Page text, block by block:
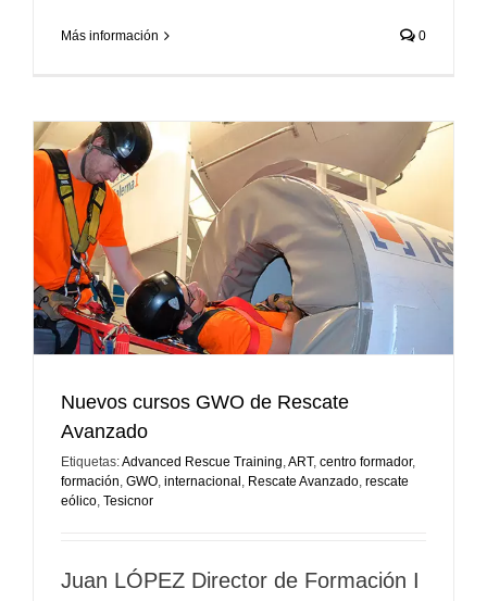
Más información 0
Nuevos cursos GWO de Rescate
Avanzado
Etiquetas:Advanced Rescue Training ART, centro formador,
formación GWO internacional Rescate Avanzado rescate
eólico Tesicnor
Juan LÓPEZ Director de Formación I